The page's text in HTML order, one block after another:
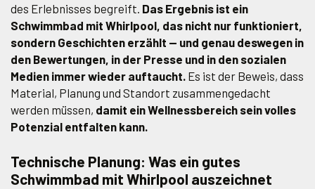
des Erlebnisses begreift. Das Ergebnis ist ein
Schwimmbad mit Whirlpool, das nicht nur funktioniert,
sondern Geschichten erzählt — und genau deswegen in
den Bewertungen, in der Presse und in den sozialen
Medien immer wieder auftaucht. Es ist der Beweis, dass
Material, Planung und Standort zusammengedacht
werden müssen, damit ein Wellnessbereich sein volles
Potenzial entfalten kann.
Technische Planung: Was ein gutes
Schwimmbad mit Whirlpool auszeichnet